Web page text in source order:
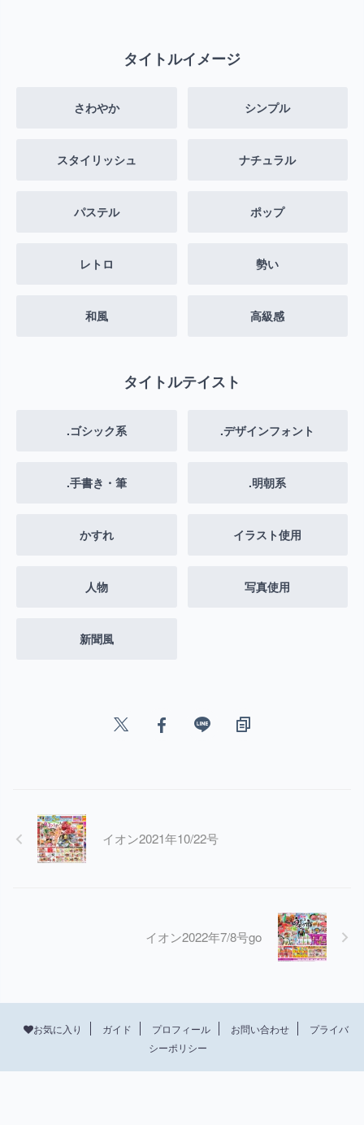
タイトルイメージ
さわやか シンプル
スタイリッシュ ナチュラル
パステル ポップ
レトロ 勢い
和風 高級感
タイトルテイスト
.ゴシック系 .デザインフォント
.手書き・筆 .明朝系
かすれ イラスト使用
人物 写真使用
新聞風
イオン2021年10/22号
イオン2022年7/8号go
お気に入り ガイド プロフィール お問い合わせ
プライバ
シーポリシー